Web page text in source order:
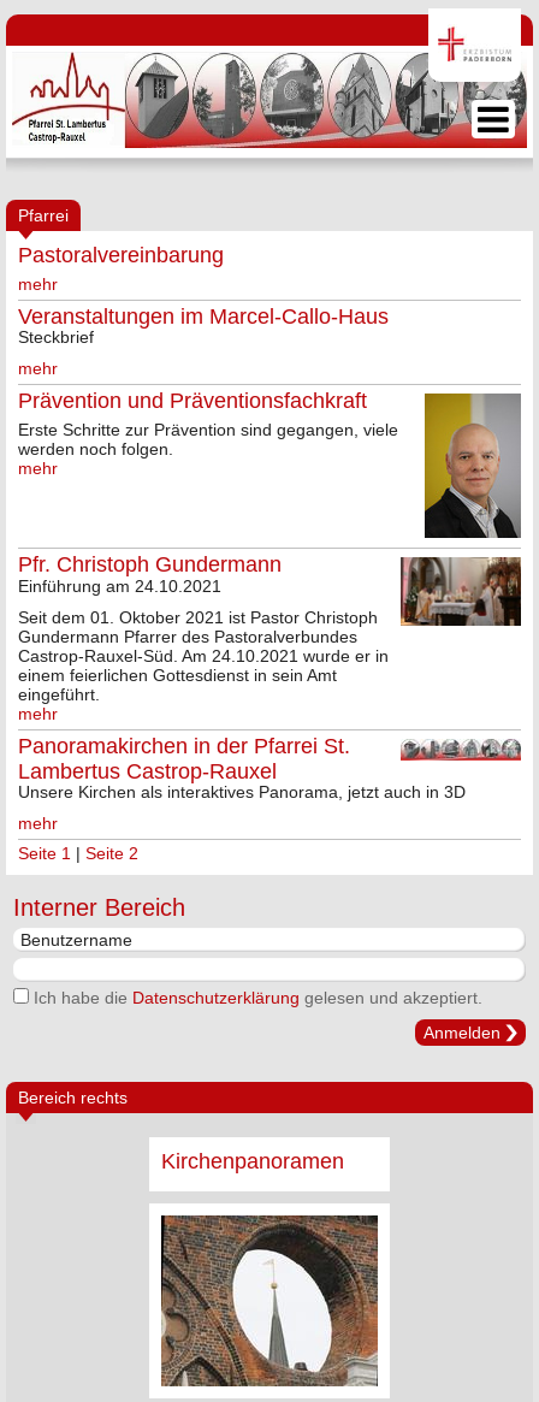
Pfarrei
Pastoralvereinbarung
mehr
Veranstaltungen im Marcel-Callo-Haus
Steckbrief
mehr
Prävention und Präventionsfachkraft
Erste Schritte zur Prävention sind gegangen, viele
werden noch folgen.
mehr
Pfr. Christoph Gundermann
Einführung am 24.10.2021
Seit dem 01. Oktober 2021 ist Pastor Christoph
Gundermann Pfarrer des Pastoralverbundes
Castrop-Rauxel-Süd. Am 24.10.2021 wurde er in
einem feierlichen Gottesdienst in sein Amt
eingeführt.
mehr
Panoramakirchen in der Pfarrei St.
Lambertus Castrop-Rauxel
Unsere Kirchen als interaktives Panorama, jetzt auch in 3D
mehr
Seite 1 | Seite 2
Interner Bereich
Ich habe die Datenschutzerklärung gelesen und akzeptiert.
Anmelden
Bereich rechts
Kirchenpanoramen